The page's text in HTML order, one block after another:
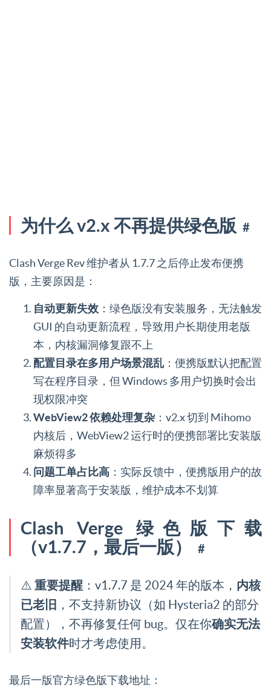
为什么 v2.x 不再提供绿色版 #
Clash Verge Rev 维护者从 1.7.7 之后停止发布便携
版，主要原因是：
自动更新失效 ：绿色版没有安装服务，无法触发
GUI 的自动更新流程，导致用户长期使用老版
本，内核漏洞修复跟不上
配置目录在多用户场景混乱：便携版默认把配置
写在程序目录，但 Windows 多用户切换时会出
现权限冲突
WebView2 依赖处理复杂 ：v2.x 切到 Mihomo
内核后，WebView2 运行时的便携部署比安装版
麻烦得多
问题工单占比高 ：实际反馈中，便携版用户的故
障率显著高于安装版，维护成本不划算
Clash Verge 绿色版下载
（v1.7.7，最后一版）
#
⚠️ 重要提醒 ：v1.7.7 是 2024 年的版本， 内核
已老旧 ，不支持新协议（如 Hysteria2 的部分
配置），不再修复任何 bug。仅在你确实无法
安装软件时才考虑使用。
最后一版官方绿色版下载地址：